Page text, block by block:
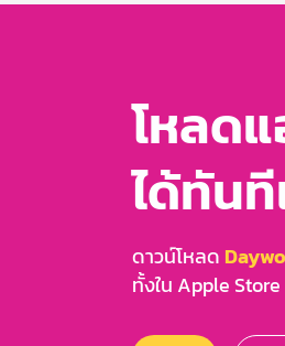
โหลด
ได้ทันที
ดาวน์โหลด
ทั้งใน Apple